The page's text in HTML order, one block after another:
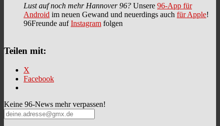
Lust auf noch mehr Hannover 96? Unsere 96-App für
Android im neuen Gewand und neuerdings auch für Apple!
96Freunde aufInstagram folgen
Teilen mit:
X
Facebook
Keine 96-News mehr verpassen!